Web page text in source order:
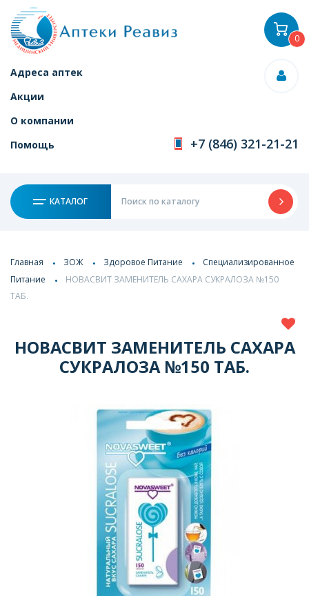
Адреса аптек
Акции
О компании
Помощь
+7 (846) 321-21-21
КАТАЛОГ
0
Главная ЗОЖ Здоровое Питание
Специализированное
Питание
НОВАСВИТ ЗАМЕНИТЕЛЬ САХАРА СУКРАЛОЗА №150
ТАБ.
НОВАСВИТ ЗАМЕНИТЕЛЬ САХАРА
СУКРАЛОЗА №150 ТАБ.